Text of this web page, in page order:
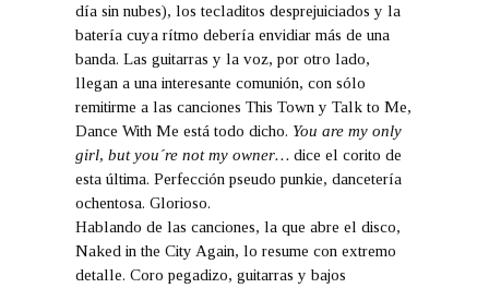
día sin nubes), los tecladitos desprejuiciados y la
batería cuya rítmo debería envidiar más de una
banda. Las guitarras y la voz, por otro lado,
llegan a una interesante comunión, con sólo
remitirme a las canciones This Town y Talk to Me,
Dance With Me está todo dicho. You are my only
girl, but you´re not my owner… dice el corito de
esta última. Perfección pseudo punkie, dancetería
ochentosa. Glorioso.
Hablando de las canciones, la que abre el disco,
Naked in the City Again, lo resume con extremo
detalle. Coro pegadizo, guitarras y bajos